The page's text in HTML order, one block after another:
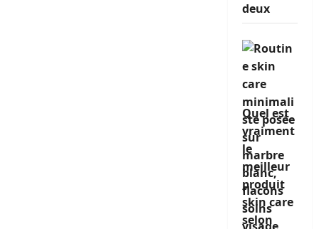
deux
Quel est
vraiment
le
meilleur
produit
skin care
selon